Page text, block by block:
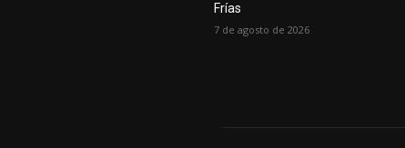
Frías
7 de agosto de 2026